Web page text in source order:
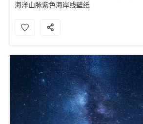
海洋山脉紫色海岸线壁纸